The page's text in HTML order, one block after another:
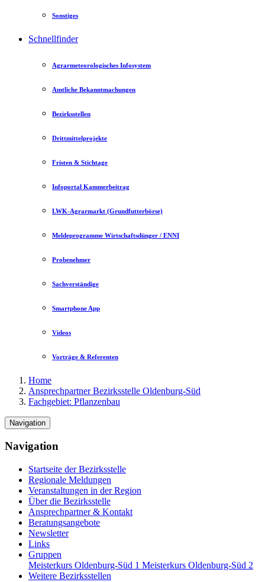
Sonstiges
Schnellfinder
Agrarmeteorologisches Infosystem
Amtliche Bekanntmachungen
Bezirksstellen
Drittmittelprojekte
Fristen & Stichtage
Infoportal Kammerbeitrag
LWK-Agrarmarkt (Grundfutterbörse)
Meldeprogramme Wirtschaftsdünger / ENNI
Probenehmer
Sachverständige
Smartphone App
Videos
Vorträge & Referenten
Home
Ansprechpartner Bezirksstelle Oldenburg-Süd
Fachgebiet: Pflanzenbau
Navigation
Navigation
Startseite der Bezirksstelle
Regionale Meldungen
Veranstaltungen in der Region
Über die Bezirksstelle
Ansprechpartner & Kontakt
Beratungsangebote
Newsletter
Links
Gruppen
Meisterkurs Oldenburg-Süd 1 Meisterkurs Oldenburg-Süd 2
Weitere Bezirksstellen